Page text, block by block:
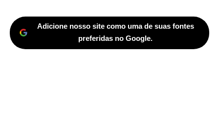
Adicione nosso site como uma de suas fontes
preferidas no Google.